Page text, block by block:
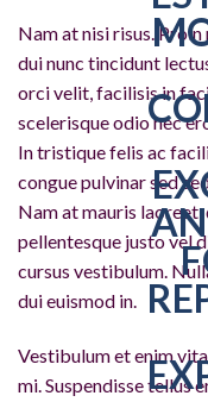
Nam at nisi risus.
dui nunc tincidunt
orci velit, facilisis in
scelerisque odio nec
In tristique felis ac
congue pulvinar sed
Nam at mauris
pellentesque justo vel
cursus vestibulum.
dui euismod in.
Vestibulum et enim
mi. Suspendisse tellus